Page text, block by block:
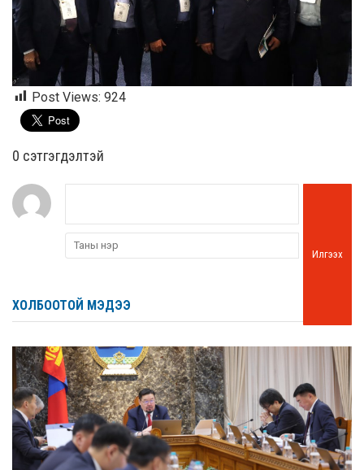
Post Views: 924
0 cэтгэгдэлтэй
Илгээх
ХОЛБООТОЙ МЭДЭЭ